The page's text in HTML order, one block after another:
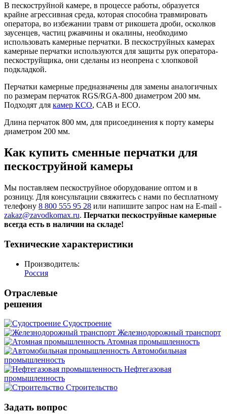
В пескоструйной камере, в процессе работы, образуется
крайне агрессивная среда, которая способна травмировать
оператора, во избежании травм от рикошета дроби, осколков
заусенцев, частиц ржавчины и окалины, необходимо
использовать камерные перчатки. В пескоструйных камерах
камерные перчатки используются для защиты рук оператора-
пескоструйщика, они сделаны из неопрена с хлопковой
подкладкой.
Перчатки камерные предназначены для замены аналогичных
по размерам перчаток RGS/RGA-800 диаметром 200 мм.
Подходят для камер КСО, САВ и ЕСО.
Длина перчаток 800 мм, для присоединения к порту камеры
диаметром 200 мм.
Как купить сменные перчатки для
пескоструйной камеры
Мы поставляем пескоструйное оборудование оптом и в
розницу. Для консультации свяжитесь с нами по бесплатному
телефону 8 800 555 95 28 или напишите запрос нам на E-mail -
zakaz@zavodkomax.ru. Перчатки пескоструйные камерные
всегда есть в наличии на складе!
Технические характеристики
Производитель:
Россия
Отраслевые
решения
Судостроение
Железнодорожный транспорт
Атомная промышленность
Автомобильная
промышленность
Нефтегазовая
промышленность
Строительство
Задать вопрос